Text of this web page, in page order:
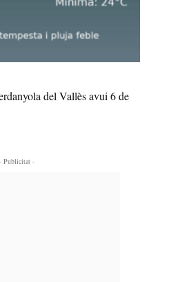
del Vallès avui 6 de
- Publicitat -